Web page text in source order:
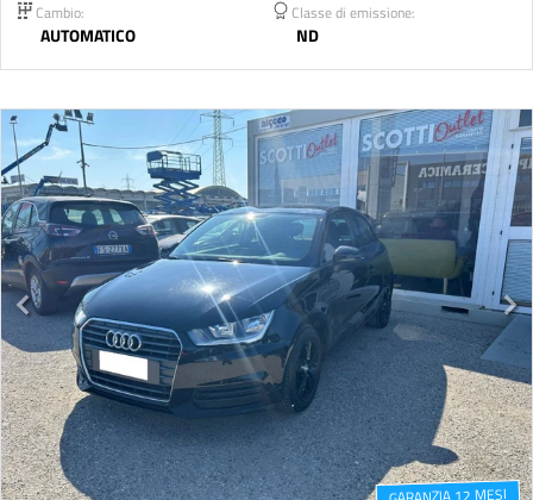
Cambio:
AUTOMATICO
Classe di emissione:
ND